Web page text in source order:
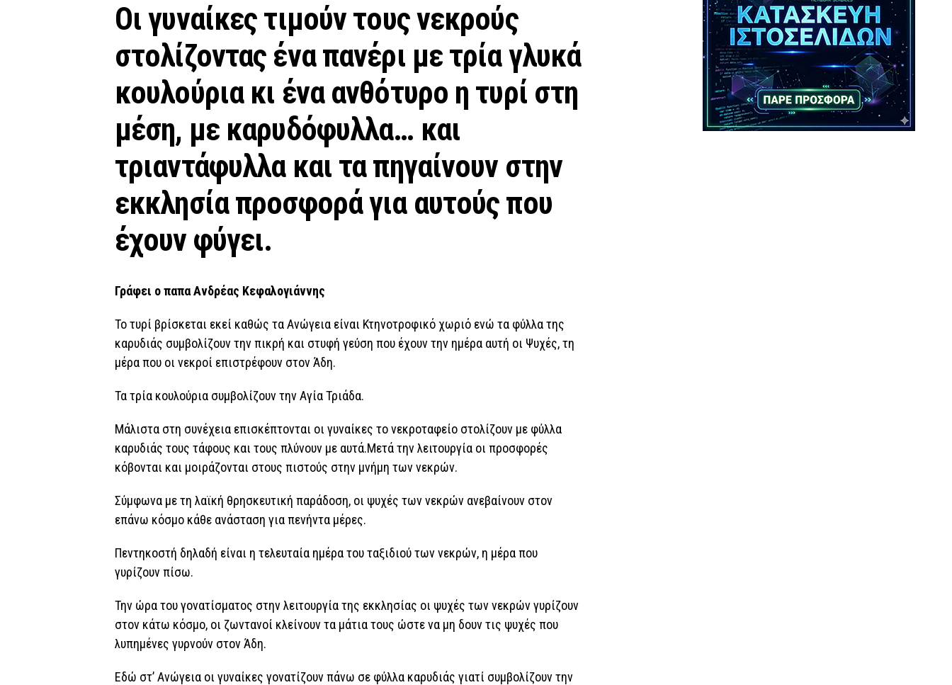
Οι γυναίκες τιμούν τους νεκρούς
στολίζοντας ένα πανέρι με τρία γλυκά
κουλούρια κι ένα ανθότυρο η τυρί στη
μέση, με καρυδόφυλλα… και
τριαντάφυλλα και τα πηγαίνουν στην
εκκλησία προσφορά για αυτούς που
έχουν φύγει.
Γράφει ο παπα Ανδρέας Κεφαλογιάννης
Το τυρί βρίσκεται εκεί καθώς τα Ανώγεια είναι Κτηνοτροφικό χωριό ενώ τα φύλλα της
καρυδιάς συμβολίζουν την πικρή και στυφή γεύση που έχουν την ημέρα αυτή οι Ψυχές, τη
μέρα που οι νεκροί επιστρέφουν στον Άδη.
Τα τρία κουλούρια συμβολίζουν την Αγία Τριάδα.
Μάλιστα στη συνέχεια επισκέπτονται οι γυναίκες το νεκροταφείο στολίζουν με φύλλα
καρυδιάς τους τάφους και τους πλύνουν με αυτά.Μετά την λειτουργία οι προσφορές
κόβονται και μοιράζονται στους πιστούς στην μνήμη των νεκρών.
Σύμφωνα με τη λαϊκή θρησκευτική παράδοση, οι ψυχές των νεκρών ανεβαίνουν στον
επάνω κόσμο κάθε ανάσταση για πενήντα μέρες.
Πεντηκοστή δηλαδή είναι η τελευταία ημέρα του ταξιδιού των νεκρών, η μέρα που
γυρίζουν πίσω.
Την ώρα του γονατίσματος στην λειτουργία της εκκλησίας οι ψυχές των νεκρών γυρίζουν
στον κάτω κόσμο, οι ζωντανοί κλείνουν τα μάτια τους ώστε να μη δουν τις ψυχές που
λυπημένες γυρνούν στον Άδη.
Εδώ στ’ Ανώγεια οι γυναίκες γονατίζουν πάνω σε φύλλα καρυδιάς γιατί συμβολίζουν την